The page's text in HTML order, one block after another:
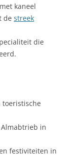
kaneel
de streek
die
toeristische
in
festiviteiten in